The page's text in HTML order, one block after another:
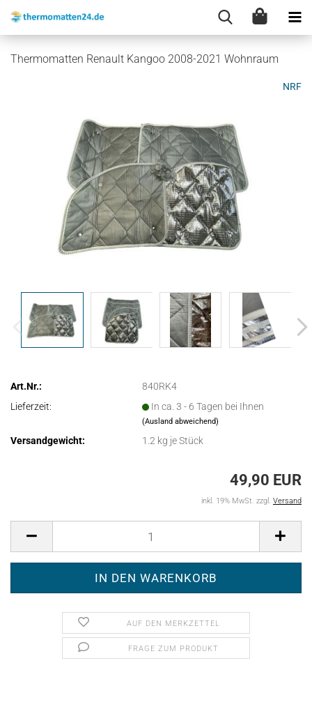
Thermomatten Renault Kangoo 2008-2021 Wohnraum
NRF
Art.Nr.:
840RK4
Lieferzeit:
In ca. 3 - 6 Tagen bei Ihnen
(Ausland abweichend)
Versandgewicht: 1.2 kg je Stück
49,90 EUR
inkl. 19% MwSt. zzgl. Versand
AUF DEN MERKZETTEL
FRAGE ZUM PRODUKT